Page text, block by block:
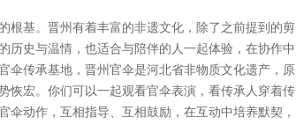
根基。晋州有着丰富的非遗文化，除了之前提到的剪
历史与温情，也适合与陪伴的人一起体验，在协作中
伞传承基地，晋州官伞是河北省非物质文化遗产，原
恢宏。你们可以一起观看官伞表演，看传承人穿着传
动作，互相指导、互相鼓励，在互动中培养默契，